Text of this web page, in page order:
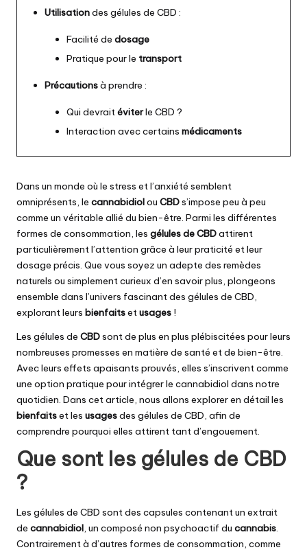
Utilisationdes gélules de CBD :
Facilité de dosage
Pratique pour le transport
Précautionsà prendre :
Qui devraitéviterle CBD ?
Interaction avec certains médicaments
Dans un monde où le stress et l’anxiété semblent
omniprésents, le cannabidiolou CBDs’impose peu à peu
comme un véritable allié du bien-être. Parmi les différentes
formes de consommation, les gélules de CBDattirent
particulièrement l’attention grâce à leur praticité et leur
dosage précis. Que vous soyez un adepte des remèdes
naturels ou simplement curieux d’en savoir plus, plongeons
ensemble dans l’univers fascinant des gélules de CBD,
explorant leurs bienfaitsetusages !
Les gélules de CBDsont de plus en plus plébiscitées pour leurs
nombreuses promesses en matière de santé et de bien-être.
Avec leurs effets apaisants prouvés, elles s’inscrivent comme
une option pratique pour intégrer le cannabidiol dans notre
quotidien. Dans cet article, nous allons explorer en détail les
bienfaitset les usagesdes gélules de CBD, afin de
comprendre pourquoi elles attirent tant d’engouement.
Que sont les gélules de CBD
?
Les gélules de CBD sont des capsules contenant un extrait
de cannabidiol , un composé non psychoactif du cannabis
Contrairement à d’autres formes de consommation, comme